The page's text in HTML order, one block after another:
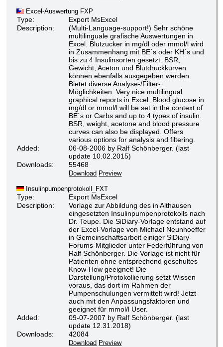
Excel-Auswertung FXP
Type:
Export MsExcel
Description:
(Multi-Language-support!) Sehr schöne
multilinguale grafische Auswertungen in
Excel. Blutzucker in mg/dl oder mmol/l wird
in Zusammenhang mit BE´s oder KH´s und
bis zu 4 Insulinsorten gesetzt. BSR,
Gewicht, Aceton und Blutdruckkurven
können ebenfalls ausgegeben werden.
Bietet diverse Analyse-/Filter-
Möglichkeiten. Very nice multilingual
graphical reports in Excel. Blood glucose in
mg/dl or mmol/l will be set in the context of
BE´s or Carbs and up to 4 types of insulin.
BSR, weight, acetone and blood pressure
curves can also be displayed. Offers
various options for analysis and filtering.
Added:
06-08-2006 by Ralf Schönberger. (last
update 10.02.2015)
Downloads:
55468
Download Preview
Insulinpumpenprotokoll_FXT
Type:
Export MsExcel
Description:
Vorlage zur Abbildung des in Althausen
eingesetzten Insulinpumpenprotokolls nach
Dr. Teupe. Die SiDiary-Vorlage entstand auf
der Excel-Vorlage von Michael Neunhoeffer
in Gemeinschaftsarbeit einiger SiDiary-
Forums-Mitglieder unter Federführung von
Ralf Schönberger. Die Vorlage ist nicht für
Patienten ohne entsprechend geschultes
Know-How geeignet! Die
Darstellung/Protokollierung setzt Wissen
voraus, das dort im Rahmen der
Pumpenschulungen vermittelt wird! Jetzt
auch mit den Anpassungsfaktoren und
geeignet für mmol/l User.
Added:
09-07-2007 by Ralf Schönberger. (last
update 12.31.2018)
Downloads:
42084
Download Preview